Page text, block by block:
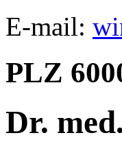
E-mail:
PLZ
Dr.